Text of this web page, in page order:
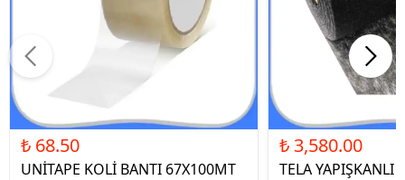
₺ 68.50
UNİTAPE KOLİ BANTI 67X100MT
₺ 3,580.00
TELA YAPIŞKANLI